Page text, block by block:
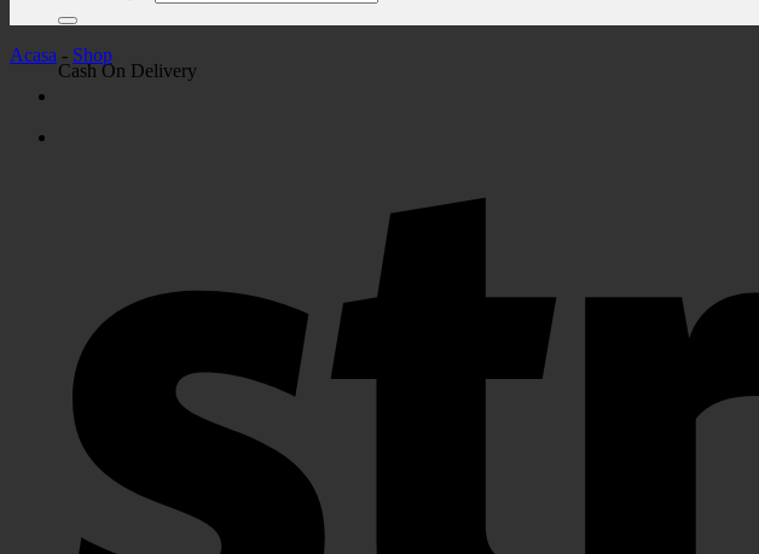
Cash On Delivery
Acasa - Shop